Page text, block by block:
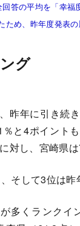
答の平均を「幸
め、昨年度発表の
グ
昨年に引き続
と4ポイント
し、宮崎県
して3位は昨
多くランクイ